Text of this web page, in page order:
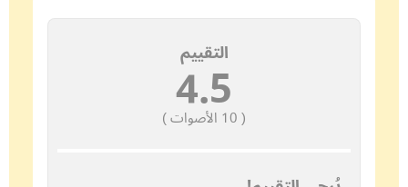
التقييم
4.5 (
10الأصوات )